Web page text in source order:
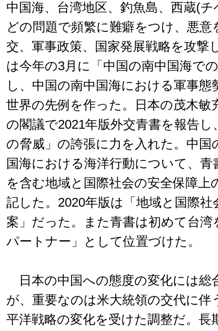
中国海、台湾地区、釣魚島、西蔵(
どの問題で頻繁に難癖をつけ、悪
交、軍事政策、国家発展戦略を攻撃
は今年の3月に「中国の南中国海で
し、中国の南中国海における軍事態
世界の先例を作った。日本の茂木敏
の閣議で2021年版外交青書を報告
の脅威」の誇張に力を入れた。中国
国海における海洋行動について、青
を含む地域と国際社会の安全保障上
記した。2020年版は「地域と国際社
案」だった。また青書は初めて台湾
パートナー」として位置づけた。
日本の中国への態度の変化には総
が、重要なのは米大統領の交代に伴
平洋戦略の変化を受けた調整だ。長